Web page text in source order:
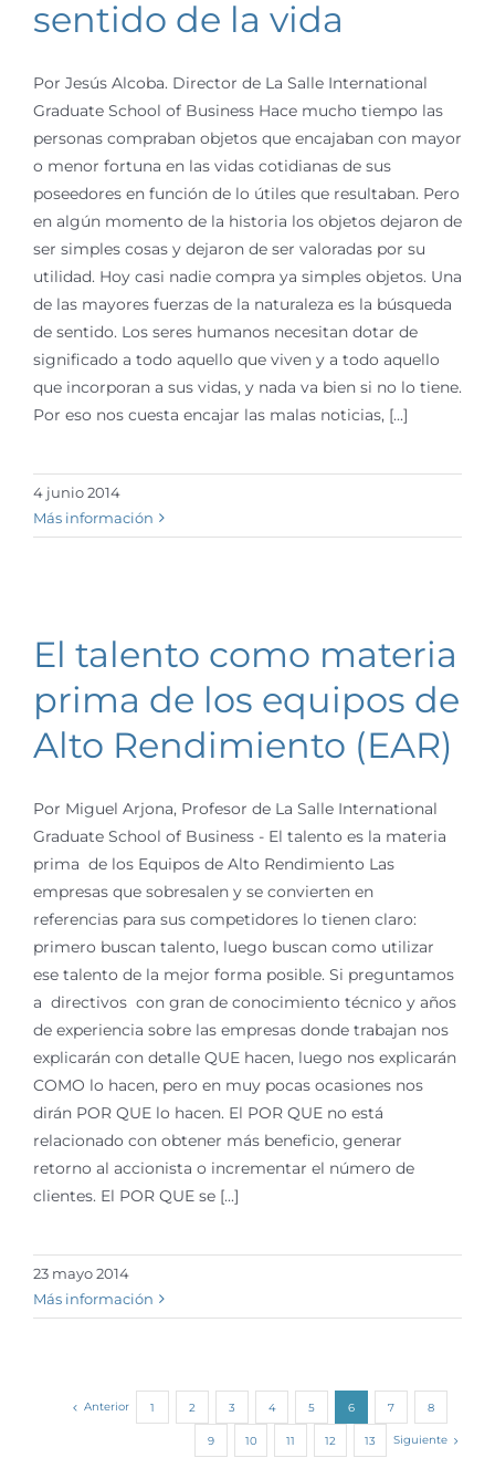
sentido de la vida
Por Jesús Alcoba. Director de La Salle International
Graduate School of Business Hace mucho tiempo las
personas compraban objetos que encajaban con mayor
o menor fortuna en las vidas cotidianas de sus
poseedores en función de lo útiles que resultaban. Pero
en algún momento de la historia los objetos dejaron de
ser simples cosas y dejaron de ser valoradas por su
utilidad. Hoy casi nadie compra ya simples objetos. Una
de las mayores fuerzas de la naturaleza es la búsqueda
de sentido. Los seres humanos necesitan dotar de
significado a todo aquello que viven y a todo aquello
que incorporan a sus vidas, y nada va bien si no lo tiene.
Por eso nos cuesta encajar las malas noticias, [...]
4 junio 2014
Más información
El talento como materia
prima de los equipos de
Alto Rendimiento (EAR)
Por Miguel Arjona, Profesor de La Salle International
Graduate School of Business - El talento es la materia
prima de los Equipos de Alto Rendimiento Las
empresas que sobresalen y se convierten en
referencias para sus competidores lo tienen claro:
primero buscan talento, luego buscan como utilizar
ese talento de la mejor forma posible. Si preguntamos
a directivos con gran de conocimiento técnico y años
de experiencia sobre las empresas donde trabajan nos
explicarán con detalle QUE hacen, luego nos explicarán
COMO lo hacen, pero en muy pocas ocasiones nos
dirán POR QUE lo hacen. El POR QUE no está
relacionado con obtener más beneficio, generar
retorno al accionista o incrementar el número de
clientes. El POR QUE se [...]
23 mayo 2014
Más información
Anterior 1 2 3 4 5 6 7 8
9 10 11 12 13 Siguiente